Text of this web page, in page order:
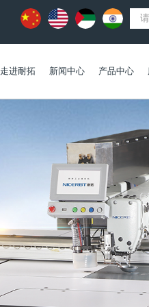
走进耐拓 新闻中心 产品中心